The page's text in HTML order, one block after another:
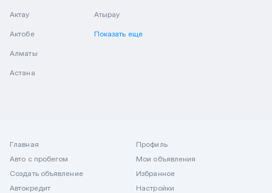
Актау
Актобе
Алматы
Астана
Атырау
Показать еще
Главная
Авто с пробегом
Создать объявление
Автокредит
Профиль
Мои объявления
Избранное
Настройки